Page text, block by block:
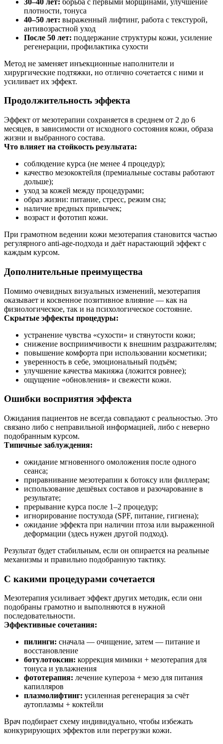
плотности, тонуса
40–50 лет: выраженный лифтинг, работа с текстурой,
антивозрастной уход
После 50 лет: поддержание структуры кожи, усиление
регенерации, профилактика сухости
Метод не заменяет инъекционные наполнители и
хирургические подтяжки, но отлично сочетается с ними и
усиливает их эффект.
Продолжительность эффекта
Эффект от мезотерапии сохраняется в среднем от 2 до 6
месяцев, в зависимости от исходного состояния кожи, образа
жизни и выбранного состава.
Что влияет на стойкость результата:
соблюдение курса (не менее 4 процедур);
качество мезококтейля (премиальные составы работают
дольше);
уход за кожей между процедурами;
образ жизни: питание, стресс, режим сна;
наличие вредных привычек;
возраст и фототип кожи.
При грамотном ведении кожи мезотерапия становится частью
регулярного anti-age-подхода и даёт нарастающий эффект с
каждым курсом.
Дополнительные преимущества
Помимо очевидных визуальных изменений, мезотерапия
оказывает и косвенное позитивное влияние — как на
физиологическое, так и на психологическое состояние.
Скрытые эффекты процедуры:
устранение чувства «сухости» и стянутости кожи;
снижение восприимчивости к внешним раздражителям;
повышение комфорта при использовании косметики;
уверенность в себе, эмоциональный подъём;
улучшение качества макияжа (ложится ровнее);
ощущение «обновления» и свежести кожи.
Ошибки восприятия эффекта
Ожидания пациентов не всегда совпадают с реальностью. Это
связано либо с неправильной информацией, либо с неверно
подобранным курсом.
Типичные заблуждения:
ожидание мгновенного омоложения после одного
сеанса;
приравнивание мезотерапии к ботоксу или филлерам;
использование дешёвых составов и разочарование в
результате;
прерывание курса после 1–2 процедур;
игнорирование постухода (SPF, питание, гигиена);
ожидание эффекта при наличии птоза или выраженной
деформации (здесь нужен другой подход).
Результат будет стабильным, если он опирается на реальные
механизмы и правильно подобранную тактику.
С какими процедурами сочетается
Мезотерапия усиливает эффект других методик, если они
подобраны грамотно и выполняются в нужной
последовательности.
Эффективные сочетания:
пилинги: сначала — очищение, затем — питание и
восстановление
ботулотоксин: коррекция мимики + мезотерапия для
тонуса и увлажнения
фототерапия: лечение купероза + мезо для питания
капилляров
плазмолифтинг: усиленная регенерация за счёт
аутоплазмы + коктейли
Врач подбирает схему индивидуально, чтобы избежать
конкурирующих эффектов или перегрузки кожи.